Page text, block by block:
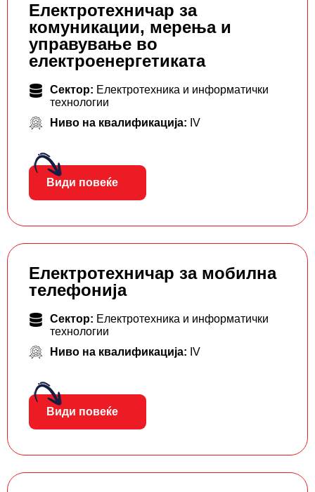
Електротехничар за
комуникации, мерења и
управување во
електроенергетиката
Сектор: Електротехника и информатички
технологии
Ниво на квалификација: IV
Види повеќе
Електротехничар за мобилна
телефонија
Сектор: Електротехника и информатички
технологии
Ниво на квалификација: IV
Види повеќе